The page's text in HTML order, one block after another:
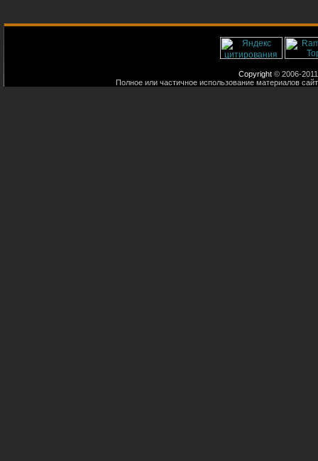
Copyright © 2006-
Полное или частичное использование материалов